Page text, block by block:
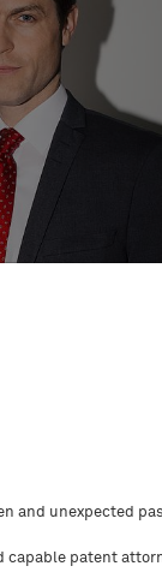
and unexpected
capable patent